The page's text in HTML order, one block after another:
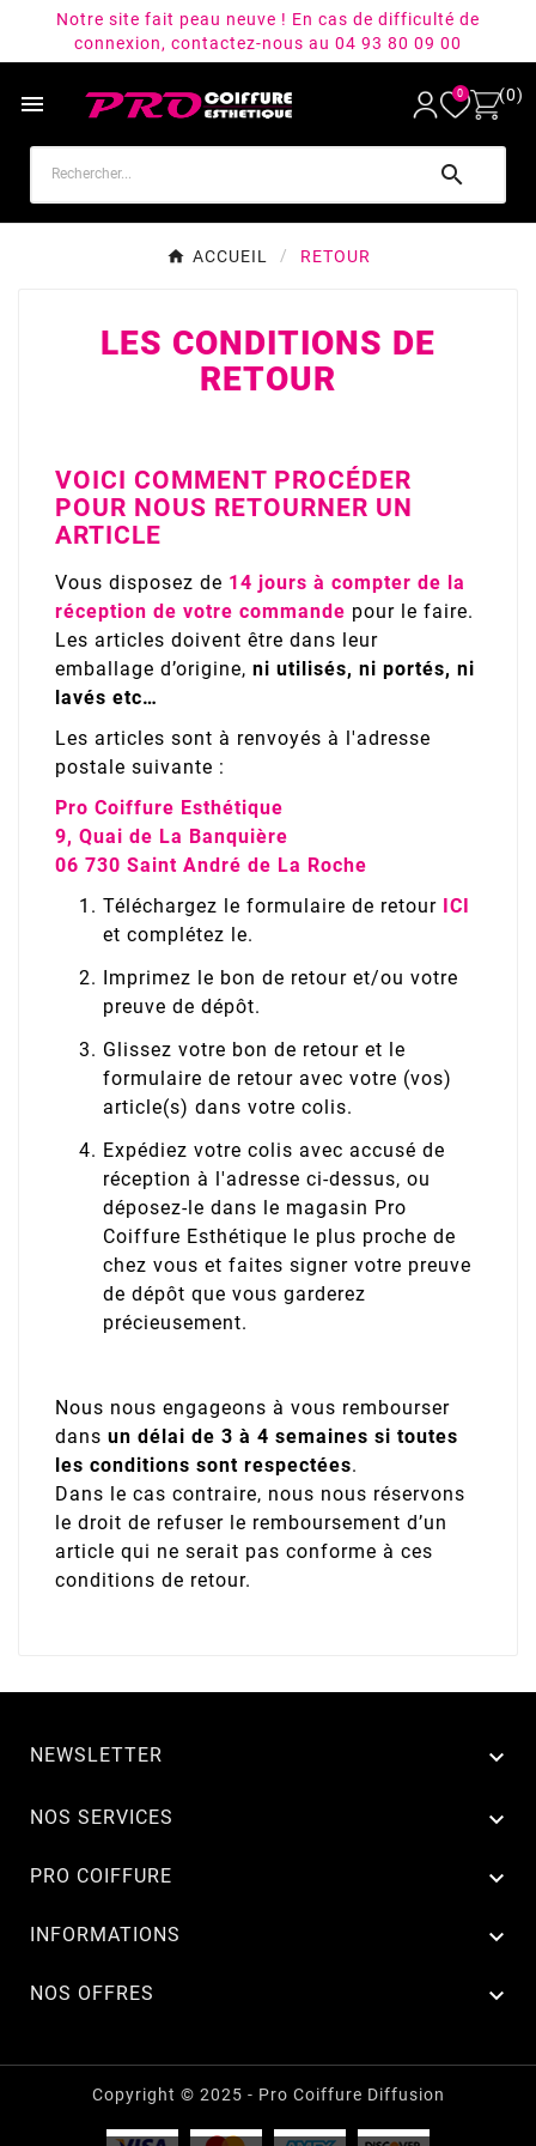
Notre site fait peau neuve ! En cas de difficulté de
connexion, contactez-nous au 04 93 80 09 00
 0 (0)

ACCUEIL RETOUR
LES CONDITIONS DE
RETOUR
VOICI COMMENT PROCÉDER
POUR NOUS RETOURNER UN
ARTICLE
Vous disposez de 14 jours à compter de la
réception de votre commande pour le faire.
Les articles doivent être dans leur
emballage d’origine, ni utilisés, ni portés, ni
lavés etc…
Les articles sont à renvoyés à l'adresse
postale suivante :
Pro Coiffure Esthétique
9, Quai de La Banquière
06 730 Saint André de La Roche
Téléchargez le formulaire de retour ICI
et complétez le.
Imprimez le bon de retour et/ou votre
preuve de dépôt.
Glissez votre bon de retour et le
formulaire de retour avec votre (vos)
article(s) dans votre colis.
Expédiez votre colis avec accusé de
réception à l'adresse ci-dessus, ou
déposez-le dans le magasin Pro
Coiffure Esthétique le plus proche de
chez vous et faites signer votre preuve
de dépôt que vous garderez
précieusement.
Nous nous engageons à vous rembourser
dans un délai de 3 à 4 semaines si toutes
les conditions sont respectées.
Dans le cas contraire, nous nous réservons
le droit de refuser le remboursement d’un
article qui ne serait pas conforme à ces
conditions de retour.
NEWSLETTER 
NOS SERVICES 
PRO COIFFURE 
INFORMATIONS 
NOS OFFRES 
Copyright © 2025 - Pro Coiffure Diffusion